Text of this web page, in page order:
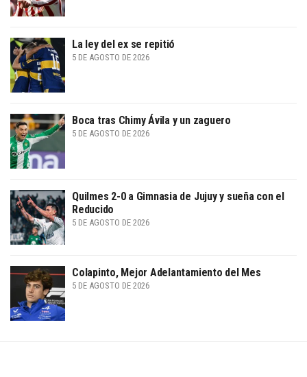
La ley del ex se repitió
5 DE AGOSTO DE 2026
Boca tras Chimy Ávila y un zaguero
5 DE AGOSTO DE 2026
Quilmes 2-0 a Gimnasia de Jujuy y sueña con el
Reducido
5 DE AGOSTO DE 2026
Colapinto, Mejor Adelantamiento del Mes
5 DE AGOSTO DE 2026